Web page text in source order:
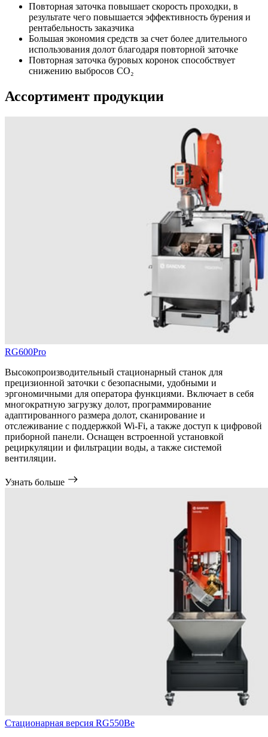
Повторная заточка повышает скорость проходки, в
результате чего повышается эффективность бурения и
рентабельность заказчика
Большая экономия средств за счет более длительного
использования долот благодаря повторной заточке
Повторная заточка буровых коронок способствует
снижению выбросов CO₂
Ассортимент продукции
RG600Pro
Высокопроизводительный стационарный станок для
прецизионной заточки с безопасными, удобными и
эргономичными для оператора функциями. Включает в себя
многократную загрузку долот, программирование
адаптированного размера долот, сканирование и
отслеживание с поддержкой Wi-Fi, а также доступ к цифровой
приборной панели. Оснащен встроенной установкой
рециркуляции и фильтрации воды, а также системой
вентиляции.
Узнать больше
Стационарная версия RG550Be